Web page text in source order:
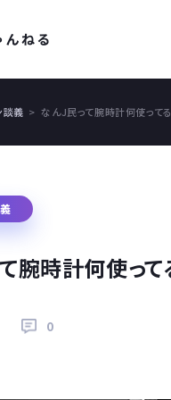
談義 なんJ民って腕時計何使って
腕時計何使っ
0